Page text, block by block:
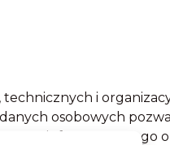
i
osobowych
informatycznego